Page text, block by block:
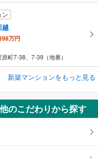
ン
越
万円
町7-38、7-39（地番）
ン
万円
2LDK・2LDK＋S ※Sはサービスルーム（納戸）です。
新築マンションをもっと見る
のこだわりから探す